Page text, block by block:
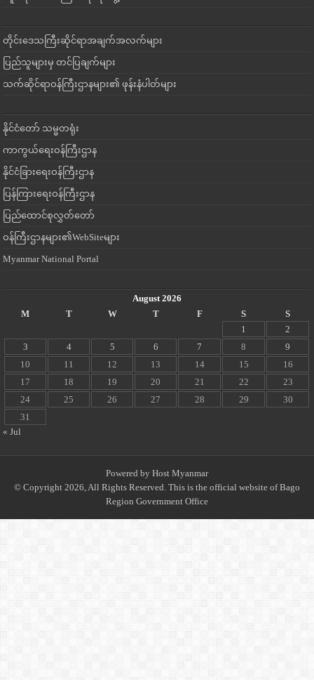
တိုင်းဒေသကြီးဆိုင်ရာအချက်အလက်များ
ပြည်သူများမှ တင်ပြချက်များ
သက်ဆိုင်ရာဝန်ကြီးဌာနများ၏ ဖုန်းနံပါတ်များ
နိုင်ငံတော် သမ္မတရုံး
ကာကွယ်ရေးဝန်ကြီးဌာန
နိုင်ငံခြားရေးဝန်ကြီးဌာန
ပြန်ကြားရေးဝန်ကြီးဌာန
ပြည်ထောင်စုလွှတ်တော်
ဝန်ကြီးဌာနများ၏WebSiteများ
Myanmar National Portal
August 2026
M
T W T F S
S
1
2
3
4 5 6 7 8
9
10
11 12 13 14 15
16
17
18 19 20 21 22
23
24
25 26 27 28 29
30
31
« Jul
Powered by Host Myanmar
© Copyright 2026, All Rights Reserved. This is the official website of Bago
Region Government Office